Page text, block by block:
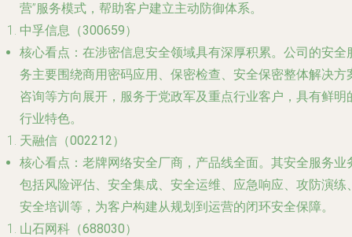
营”服务模式，帮助客户建立主动防御体系。
中孚信息（300659）
核心看点 ：在涉密信息安全领域具有深厚积累。公司的安全
务主要围绕商用密码应用、保密检查、安全保密整体解决方
咨询等方向展开，服务于党政军及重点行业客户，具有鲜明
行业特色。
天融信（002212）
核心看点 ：老牌网络安全厂商，产品线全面。其安全服务业
包括风险评估、安全集成、安全运维、应急响应、攻防演练
安全培训等，为客户构建从规划到运营的闭环安全保障。
山石网科（688030）